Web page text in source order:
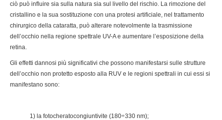
ciò può influire sia sulla natura sia sul livello del rischio. La rimozione del
cristallino e la sua sostituzione con una protesi artificiale, nel trattamento
chirurgico della cataratta, può alterare notevolmente la trasmissione
dell’occhio nella regione spettrale UV-A e aumentare l’esposizione della
retina.
Gli effetti dannosi più significativi che possono manifestarsi sulle strutture
dell’occhio non protetto esposto alla RUV e le regioni spettrali in cui essi si
manifestano sono:
1) la fotocheratocongiuntivite (180÷330 nm);